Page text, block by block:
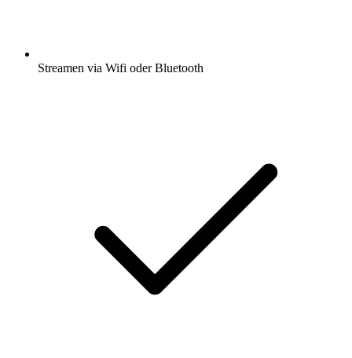
Streamen via Wifi oder Bluetooth